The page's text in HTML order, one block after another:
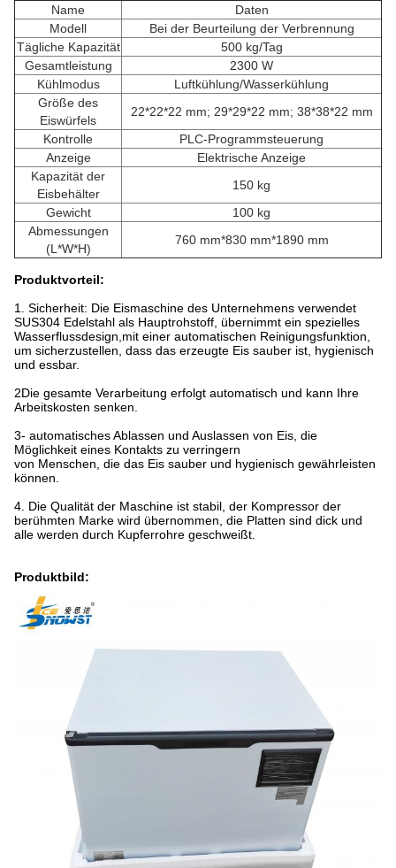
Name
Daten
Modell
Bei der Beurteilung der Verbrennung
Tägliche Kapazität
500 kg/Tag
Gesamtleistung
2300 W
Kühlmodus
Luftkühlung/Wasserkühlung
Größe des
Eiswürfels
22*22*22 mm; 29*29*22 mm; 38*38*22 mm
Kontrolle
PLC-Programmsteuerung
Anzeige
Elektrische Anzeige
Kapazität der
Eisbehälter
150 kg
Gewicht
100 kg
Abmessungen
(L*W*H)
760 mm*830 mm*1890 mm
Produktvorteil:
1. Sicherheit: Die Eismaschine des Unternehmens verwendet
SUS304 Edelstahl als Hauptrohstoff, übernimmt ein spezielles
Wasserflussdesign,mit einer automatischen Reinigungsfunktion,
um sicherzustellen, dass das erzeugte Eis sauber ist, hygienisch
und essbar.
2Die gesamte Verarbeitung erfolgt automatisch und kann Ihre
Arbeitskosten senken.
3- automatisches Ablassen und Auslassen von Eis, die
Möglichkeit eines Kontakts zu verringern
von Menschen, die das Eis sauber und hygienisch gewährleisten
können.
4. Die Qualität der Maschine ist stabil, der Kompressor der
berühmten Marke wird übernommen, die Platten sind dick und
alle werden durch Kupferrohre geschweißt.
Produktbild: